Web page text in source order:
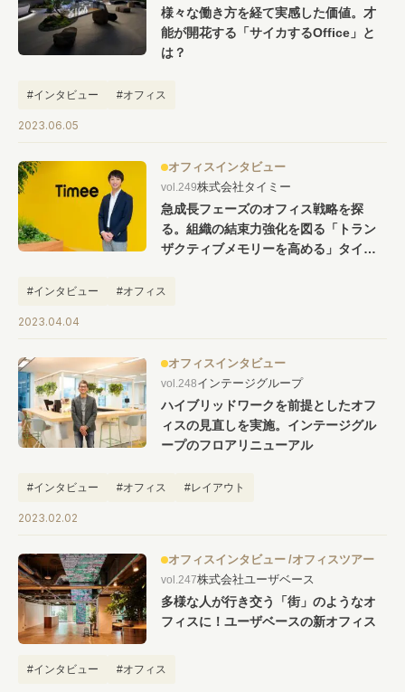
様々な働き方を経て実感した価値。才
能が開花する「サイカするOffice」と
は？
#インタビュー #オフィス
2023.06.05
オフィスインタビュー
vol.249株式会社タイミー
急成長フェーズのオフィス戦略を探
る。組織の結束力強化を図る「トラン
ザクティブメモリーを高める」タイミ
#インタビュー #オフィス
2023.04.04
オフィスインタビュー
vol.248インテージグループ
ハイブリッドワークを前提としたオフ
ィスの見直しを実施。インテージグル
ープのフロアリニューアル
#インタビュー #オフィス #レイアウト
2023.02.02
オフィスインタビュー オフィスツアー
vol.247株式会社ユーザベース
多様な人が行き交う「街」のようなオ
フィスに！ユーザベースの新オフィス
#インタビュー #オフィス